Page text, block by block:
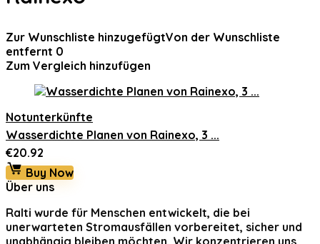
Zur Wunschliste hinzugefügtVon der Wunschliste
entfernt 0
Zum Vergleich hinzufügen
Notunterkünfte
Wasserdichte Planen von Rainexo, 3 ...
€20.92
Buy Now
Über uns
Ralti wurde für Menschen entwickelt, die bei
unerwarteten Stromausfällen vorbereitet, sicher und
unabhängig bleiben möchten. Wir konzentrieren uns